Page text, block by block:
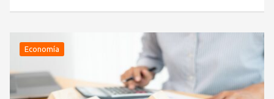
Economía